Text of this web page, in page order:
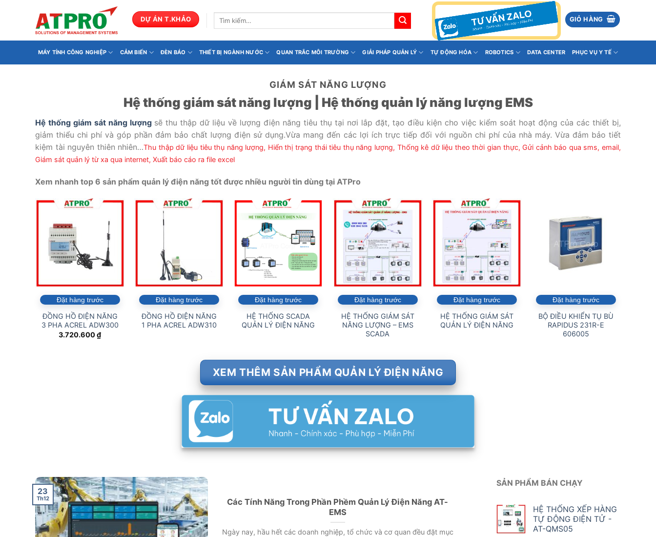
dung
DỰ ÁN T.KHẢO
Tìm
GIỎ HÀNG
MÁY TÍNH CÔNG NGHIỆP CẢM BIẾN ĐÈN BÁO THIẾT BỊ NGÀNH NƯỚC QUAN TRẮC MÔI TRƯỜNG GIẢI PHÁP QUẢN LÝ TỰ ĐỘNG HÓA ROBOTICS DATA CENTER PHỤC VỤ Y TẾ
GIÁM SÁT NĂNG LƯỢNG
Hệ thống giám sát năng lượng | Hệ thống quản lý năng lượng EMS
Hệ thống giám sát năng lượng sẽ thu thập dữ liệu về lượng điện năng tiêu thụ tại nơi lắp đặt, tạo điều kiện cho việc kiểm soát hoạt động của các thiết bị,
giảm thiểu chi phí và góp phần đảm bảo chất lượng điện sử dụng.Vừa mang đến các lợi ích trực tiếp đối với nguồn chi phí của nhà máy. Vừa đảm bảo tiết
kiệm tài nguyên thiên nhiên…Thu thập dữ liệu tiêu thụ năng lượng, Hiển thị trạng thái tiêu thụ năng lượng, Thống kê dữ liệu theo thời gian thực,Gửi cảnh báo qua sms, email,
Giám sát quản lý từ xa qua internet, Xuất báo cáo ra file excel
Xem nhanh top 6 sản phẩm quản lý điện năng tốt được nhiều người tin dùng tại ATPro
Đặt hàng trước
ĐỒNG HỒ ĐIỆN NĂNG
3 PHA ACREL ADW300
3.720.600₫
Đặt hàng trước
ĐỒNG HỒ ĐIỆN NĂNG
1 PHA ACREL ADW310
Đặt hàng trước
HỆ THỐNG SCADA
QUẢN LÝ ĐIỆN NĂNG
Đặt hàng trước
HỆ THỐNG GIÁM SÁT
NĂNG LƯỢNG – EMS
SCADA
Đặt hàng trước
HỆ THỐNG GIÁM SÁT
QUẢN LÝ ĐIỆN NĂNG
Đặt hàng trước
BỘ ĐIỀU KHIỂN TỤ BÙ
RAPIDUS 231R-E
606005
XEM THÊM SẢN PHẨM QUẢN LÝ ĐIỆN NĂNG
Các Tính Năng Trong Phần Phềm Quản Lý Điện Năng AT-
EMS
Ngày nay, hầu hết các doanh nghiệp, tổ chức và cơ quan đều đặt mục
23
Th12
SẢN PHẨM BÁN CHẠY
HỆ THỐNG XẾP HÀNG
TỰ ĐỘNG ĐIỆN TỬ -
AT-QMS05